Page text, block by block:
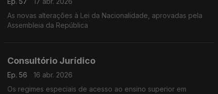
As novas alterações à Lei da Nacionalidade, aprovadas pela
Assembleia da República
Consultório Jurídico
Ep. 56
16 abr. 2026
Os regimes especiais de acesso ao ensino superior em